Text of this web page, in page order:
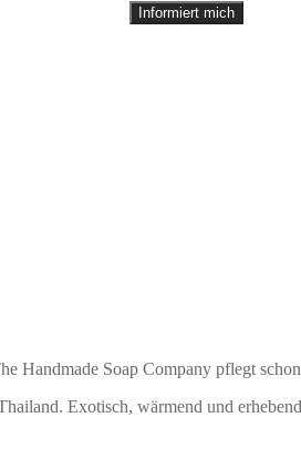
Informiert mich
Handmade Soap Company pflegt
Exotisch, wärmend und